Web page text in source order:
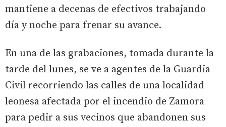
mantiene a decenas de efectivos trabajando
día y noche para frenar su avance.
En una de las grabaciones, tomada durante la
tarde del lunes, se ve a agentes de la Guardia
Civil recorriendo las calles de una localidad
leonesa afectada por el incendio de Zamora
para pedir a sus vecinos que abandonen sus